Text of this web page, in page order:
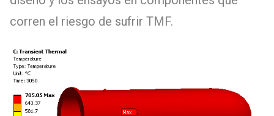
corren el riesgo de sufrir TMF.